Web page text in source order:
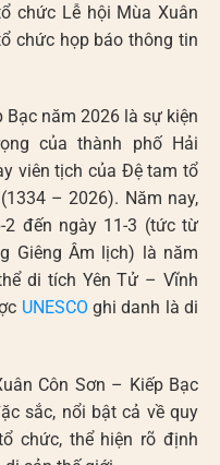
chức Lễ hội Mùa Xuân
chức họp báo thông tin
Bạc năm 2026 là sự kiện
của thành phố Hải
viên tịch của Đệ tam tổ
– 2026). Năm nay,
đến ngày 11-3 (tức từ
Giêng Âm lịch) là năm
di tích Yên Tử – Vĩnh
UNESCO ghi danh là di
Côn Sơn – Kiếp Bạc
sắc, nổi bật cả về quy
chức, thể hiện rõ định